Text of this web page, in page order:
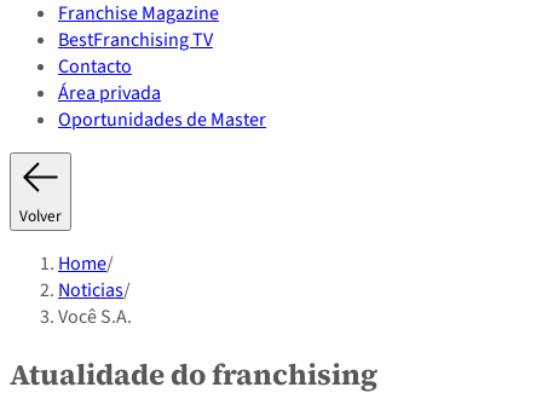
Franchise Magazine
BestFranchising TV
Contacto
Área privada
Oportunidades de Master
Volver
Home/
Noticias/
Você S.A.
Atualidade do franchising